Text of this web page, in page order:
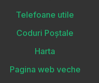
Telefoane utile
Coduri Poștale
Harta
Pagina web veche